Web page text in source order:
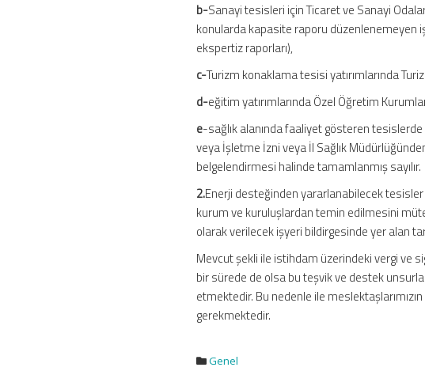
b-Sanayi tesisleri için Ticaret ve Sanayi
konularda kapasite raporu düzenlenemeyen
ekspertiz raporları),
c-Turizm konaklama tesisi yatırımlarında
d-eğitim yatırımlarında Özel Öğretim
e-sağlık alanında faaliyet gösteren tesislerde
veya İşletme İzni veya İl Sağlık
belgelendirmesi halinde tamamlanmış sayılır.
2.Enerji desteğinden yararlanabilecek tesisler
kurum ve kuruluşlardan temin edilmesini
olarak verilecek işyeri bildirgesinde yer alan
Mevcut şekli ile istihdam üzerindeki vergi ve
bir sürede de olsa bu teşvik ve destek
etmektedir. Bu nedenle ile
gerekmektedir.
Genel